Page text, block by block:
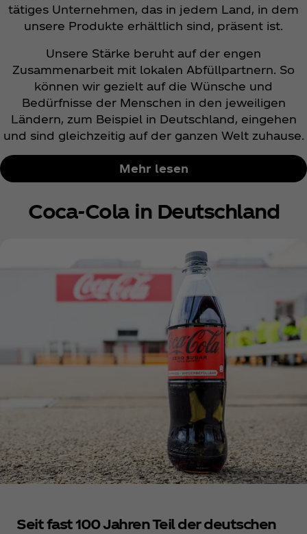
tätiges Unternehmen, das in jedem Land, in dem
unsere Produkte erhältlich sind, präsent ist.
Unsere Stärke beruht auf der engen
Zusammenarbeit mit lokalen Abfüllpartnern. So
können wir gezielt auf die Wünsche und
Bedürfnisse der Menschen in den jeweiligen
Ländern, zum Beispiel in Deutschland, eingehen
und sind gleichzeitig auf der ganzen Welt zuhause.
Mehr lesen
Coca‑Cola in Deutschland
Seit fast 100 Jahren Teil der deutschen